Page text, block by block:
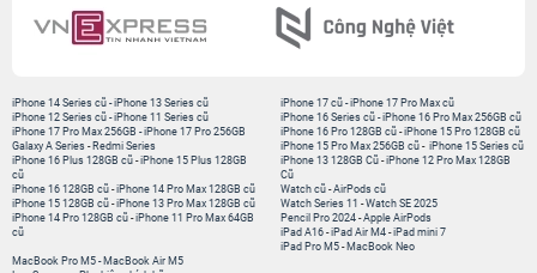
iPhone 14 Series cũ -iPhone 13 Series cũ
iPhone 12 Series cũ -iPhone 11 Series cũ
iPhone 17 Pro Max 256GB -iPhone 17 Pro 256GB
Galaxy A Series - Redmi Series
iPhone 17 cũ -iPhone 17 Pro Max cũ
iPhone 16 Series cũ - iPhone 16 Pro Max 256GB cũ
iPhone 16 Pro 128GB cũ -iPhone 15 Pro 128GB cũ
iPhone 15 Pro Max 256GB cũ - iPhone 15 Series cũ
iPhone 16 Plus 128GB cũ -iPhone 15 Plus 128GB
cũ
iPhone 16 128GB cũ -iPhone 14 Pro Max 128GB cũ
iPhone 15 128GB cũ -iPhone 13 Pro Max 128GB cũ
iPhone 14 Pro 128GB cũ -iPhone 11 Pro Max 64GB
cũ
iPhone 13 128GB Cũ -iPhone 12 Pro Max 128GB
Cũ
Watch cũ -AirPods cũ
Watch Series 11 -Watch SE 2025
Pencil Pro 2024 -Apple AirPods
iPad A16 -iPad Air M4 -iPad mini 7
iPad Pro M5 - MacBook Neo
MacBook Pro M5 - MacBook Air M5